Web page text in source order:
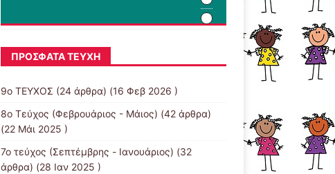
ΠΡΌΣΦΑΤΑ ΤΕΎΧΗ
9ο ΤΕΥΧΟΣ (24 άρθρα) (16 Φεβ 2026 )
8o Τεύχος (Φεβρουάριος - Μάιος) (42 άρθρα)
(22 Μάι 2025 )
7o τεύχος (Σεπτέμβρης - Ιανουάριος) (32
άρθρα) (28 Ιαν 2025 )